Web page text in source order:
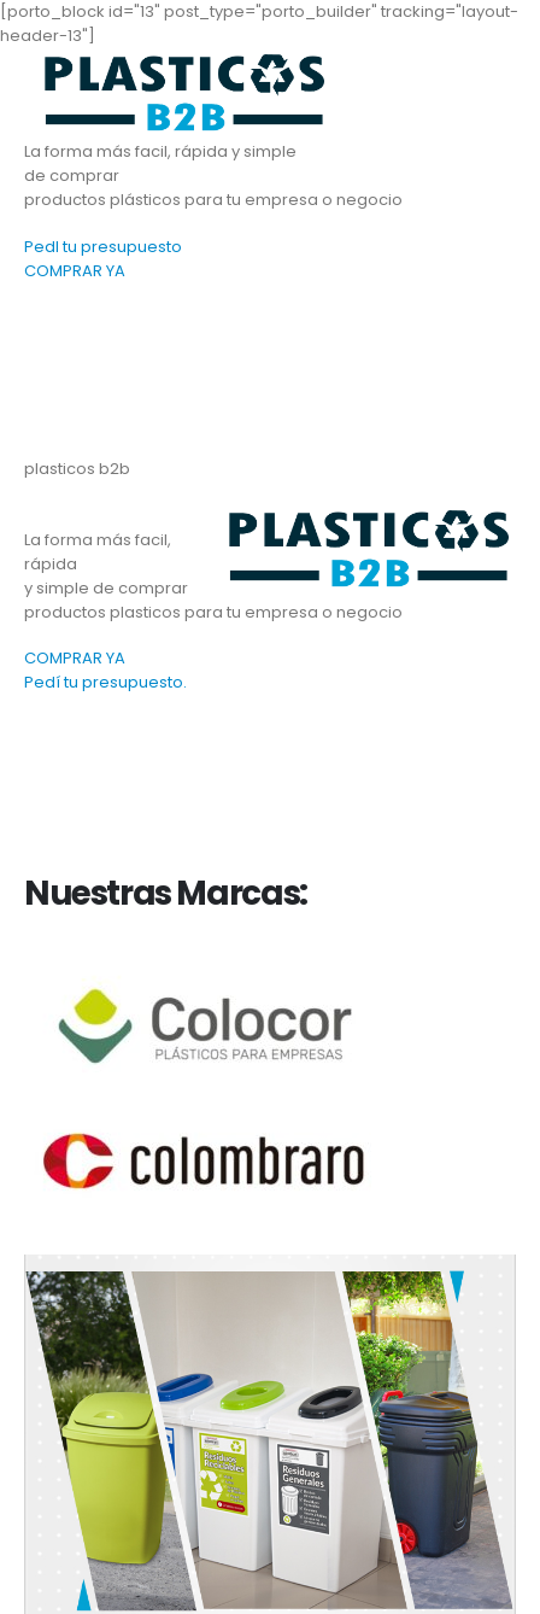
[porto_block id="13" post_type="porto_builder" tracking="layout-
header-13"]
La forma más facil, rápida y simple
de comprar
productos plásticos para tu empresa o negocio
PedI tu presupuesto
COMPRAR YA
plasticos b2b
La forma más facil,
rápida
y simple de comprar
productos plasticos para tu empresa o negocio
COMPRAR YA
Pedí tu presupuesto.
Nuestras Marcas: